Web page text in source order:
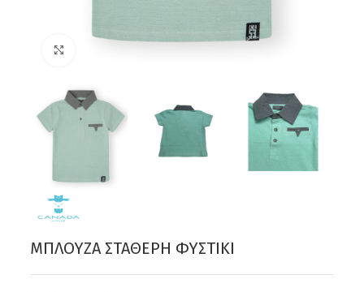
ΜΠΛΟΥΖΑ ΣΤΑΘΕΡΗ ΦΥΣΤΙΚΙ